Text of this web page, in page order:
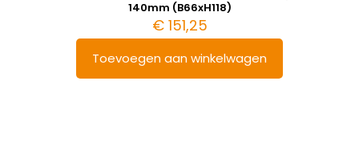
140mm (B66xH118)
€151,25
Toevoegen aan winkelwagen